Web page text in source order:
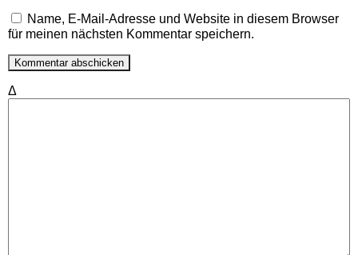
Name, E-Mail-Adresse und Website in diesem Browser
für meinen nächsten Kommentar speichern.
Δ